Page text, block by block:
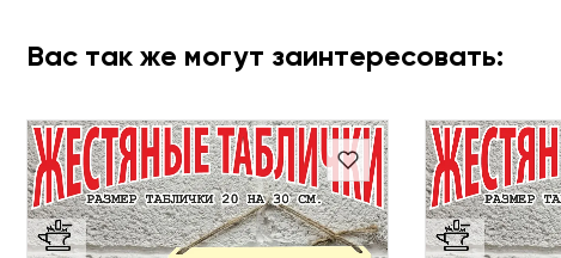
Вас так же могут заинтересовать: